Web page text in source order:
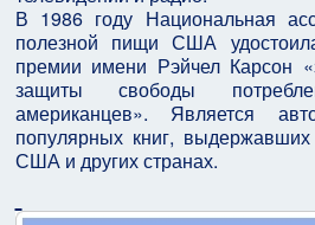
В 1986 году Национальная
полезной пищи США
премии имени Рэйчел Карсон
защиты свободы
американцев». Является
популярных книг,
США и других странах.